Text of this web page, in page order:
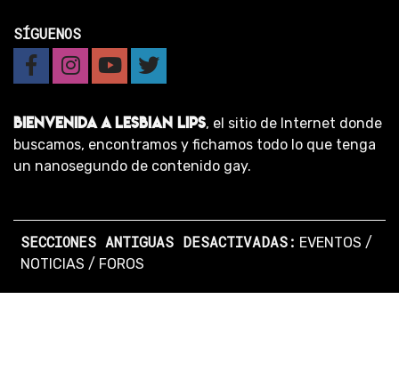
SÍGUENOS
BIENVENIDA A LESBIAN LIPS, el sitio de Internet donde
buscamos, encontramos y fichamos todo lo que tenga
un nanosegundo de contenido gay.
SECCIONES ANTIGUAS DESACTIVADAS: EVENTOS /
NOTICIAS / FOROS